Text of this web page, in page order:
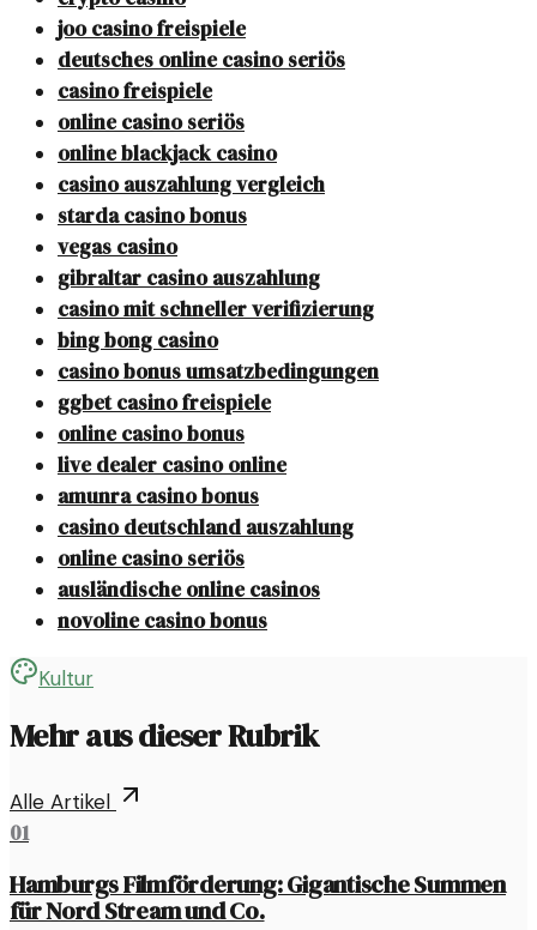
joo casino freispiele
deutsches online casino seriös
casino freispiele
online casino seriös
online blackjack casino
casino auszahlung vergleich
starda casino bonus
vegas casino
gibraltar casino auszahlung
casino mit schneller verifizierung
bing bong casino
casino bonus umsatzbedingungen
ggbet casino freispiele
online casino bonus
live dealer casino online
amunra casino bonus
casino deutschland auszahlung
online casino seriös
ausländische online casinos
novoline casino bonus
Kultur
Mehr aus dieser Rubrik
Alle Artikel
01
Hamburgs Filmförderung: Gigantische Summen
für Nord Stream und Co.